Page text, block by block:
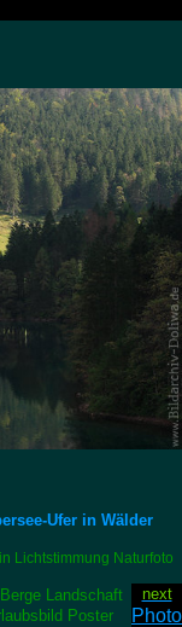
Ufer in Wälder
Lichtstimmung Naturfoto
Landschaft
Poster
next
Photo